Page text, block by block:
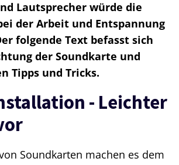
Lautsprecher würde die
der Arbeit und Entspannung
folgende Text befasst sich
der Soundkarte und
Tipps und Tricks.
- Leichter
Soundkarten machen es dem